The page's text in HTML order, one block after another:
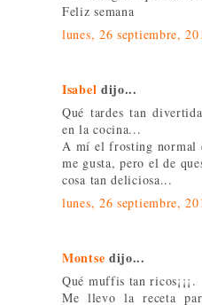
Feliz semana
lunes, 26 septiembre,
Isabel dijo...
Qué tardes tan
en la cocina...
A mí el frosting normal
me gusta, pero el de
cosa tan deliciosa...
lunes, 26 septiembre,
Montse dijo...
Qué muffis tan ricos¡¡¡.
Me llevo la receta